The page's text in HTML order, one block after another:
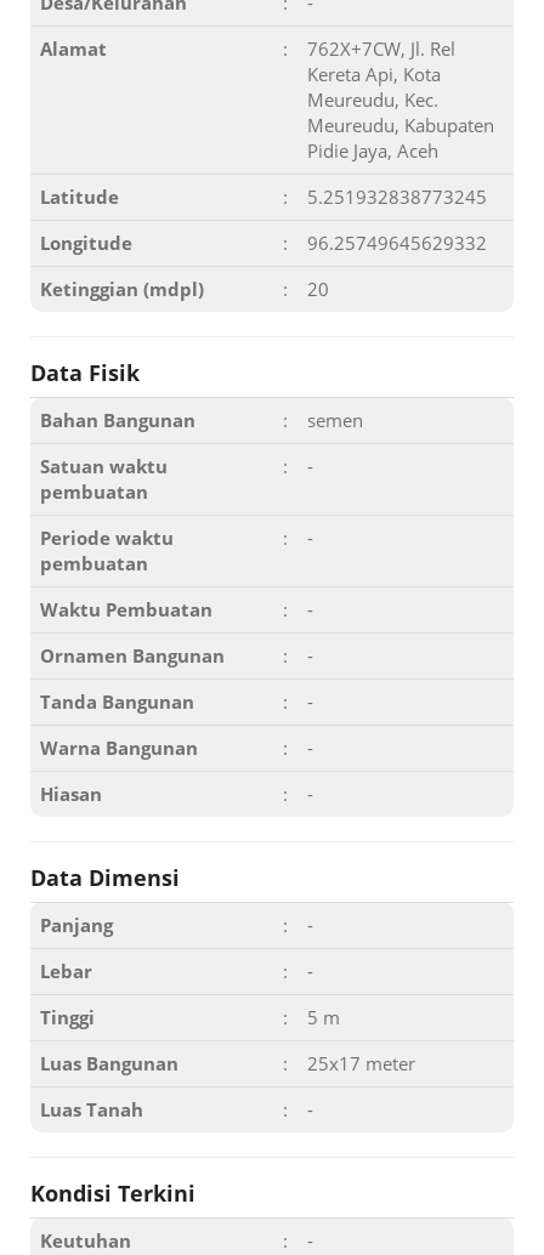
Alamat
:
762X+7CW, Jl. Rel
Kereta Api, Kota
Meureudu, Kec.
Meureudu, Kabupaten
Pidie Jaya, Aceh
Latitude
:
5.251932838773245
Longitude
:
96.25749645629332
Ketinggian (mdpl)
: 20
Data Fisik
Bahan Bangunan :
semen
Satuan waktu
pembuatan
: -
Periode waktu
pembuatan
: -
Waktu Pembuatan :
-
Ornamen Bangunan
:
-
Tanda Bangunan
:
-
Warna Bangunan
:
-
Hiasan
: -
Data Dimensi
Panjang :
-
Lebar
:
-
Tinggi
:
5 m
Luas Bangunan
:
25x17 meter
Luas Tanah
: -
Kondisi Terkini
Keutuhan : -